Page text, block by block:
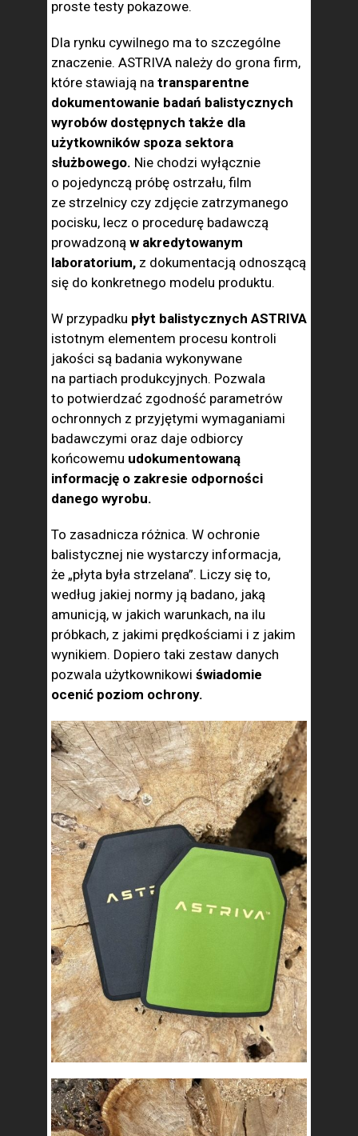
proste testy pokazowe.
Dla rynku cywilnego ma to szczególne
znaczenie. ASTRIVA należy do grona firm,
które stawiają na transparentne
dokumentowanie badań balistycznych
wyrobów dostępnych także dla
użytkowników spoza sektora
służbowego. Nie chodzi wyłącznie
o pojedynczą próbę ostrzału, film
ze strzelnicy czy zdjęcie zatrzymanego
pocisku, lecz o procedurę badawczą
prowadzoną w akredytowanym
laboratorium, z dokumentacją odnoszącą
się do konkretnego modelu produktu.
W przypadku płyt balistycznych ASTRIVA
istotnym elementem procesu kontroli
jakości są badania wykonywane
na partiach produkcyjnych. Pozwala
to potwierdzać zgodność parametrów
ochronnych z przyjętymi wymaganiami
badawczymi oraz daje odbiorcy
końcowemu udokumentowaną
informację o zakresie odporności
danego wyrobu.
To zasadnicza różnica. W ochronie
balistycznej nie wystarczy informacja,
że „płyta była strzelana”. Liczy się to,
według jakiej normy ją badano, jaką
amunicją, w jakich warunkach, na ilu
próbkach, z jakimi prędkościami i z jakim
wynikiem. Dopiero taki zestaw danych
pozwala użytkownikowi świadomie
ocenić poziom ochrony.